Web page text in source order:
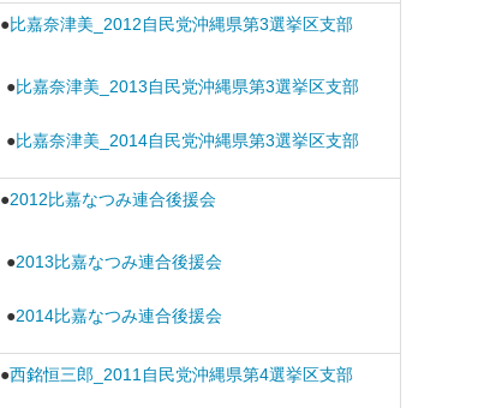
●比嘉奈津美_2012自民党沖縄県第3選挙区支部
●比嘉奈津美_2013自民党沖縄県第3選挙区支部
●比嘉奈津美_2014自民党沖縄県第3選挙区支部
●2012比嘉なつみ連合後援会
●2013比嘉なつみ連合後援会
●2014比嘉なつみ連合後援会
●西銘恒三郎_2011自民党沖縄県第4選挙区支部